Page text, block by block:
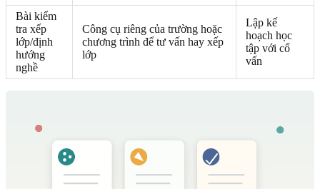
Bài kiểm
tra xếp
lớp/định
hướng
nghề
Công cụ riêng của trường hoặc
chương trình để tư vấn hay xếp
lớp
Lập kế
hoạch học
tập với cố
vấn